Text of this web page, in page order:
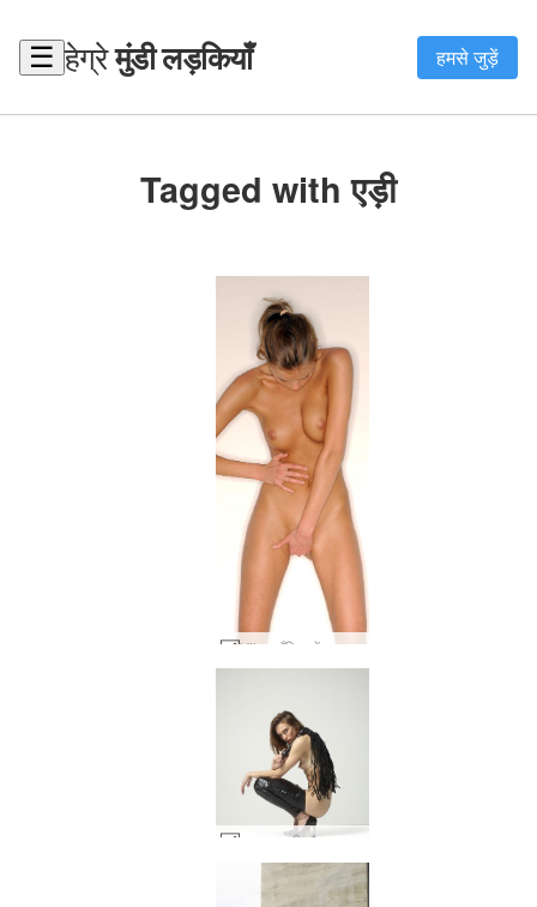
☰ हेग्रेमुंडी लड़कियाँ हमसे जुड़ें
Tagged with एड़ी
Vika जाँघिया में आग #244
आन्या दुबली और मतलबी #40